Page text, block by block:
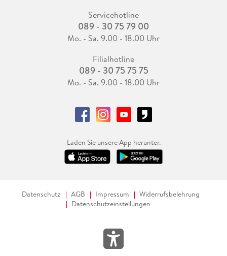
Servicehotline
089 - 30 75 79 00
Mo. - Sa. 9.00 - 18.00 Uhr
Filialhotline
089 - 30 75 75 75
Mo. - Sa. 9.00 - 18.00 Uhr
Laden Sie unsere App herunter.
Datenschutz AGB Impressum
Widerrufsbelehrung
Datenschutzeinstellungen